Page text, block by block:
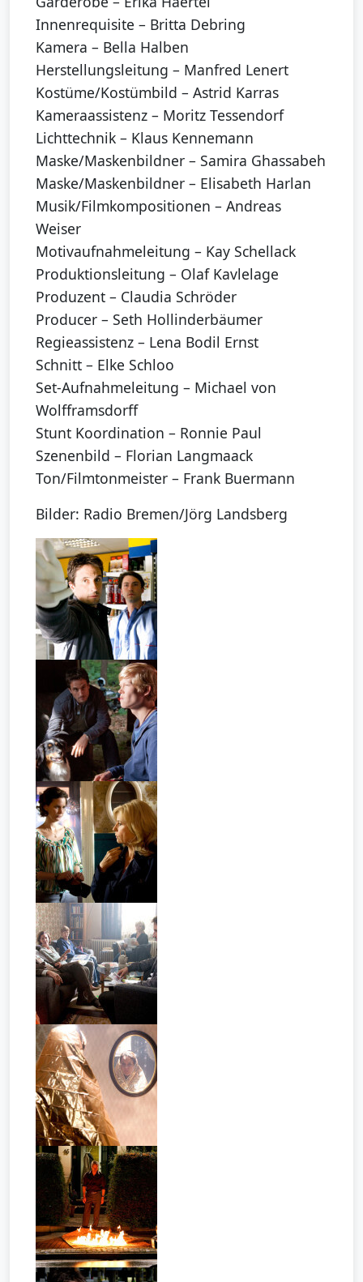
Innenrequisite – Britta Debring
Kamera – Bella Halben
Herstellungsleitung – Manfred Lenert
Kostüme/Kostümbild – Astrid Karras
Kameraassistenz – Moritz Tessendorf
Lichttechnik – Klaus Kennemann
Maske/Maskenbildner – Samira Ghassabeh
Maske/Maskenbildner – Elisabeth Harlan
Musik/Filmkompositionen – Andreas
Weiser
Motivaufnahmeleitung – Kay Schellack
Produktionsleitung – Olaf Kavlelage
Produzent – Claudia Schröder
Producer – Seth Hollinderbäumer
Regieassistenz – Lena Bodil Ernst
Schnitt – Elke Schloo
Set-Aufnahmeleitung – Michael von
Wolfframsdorff
Stunt Koordination – Ronnie Paul
Szenenbild – Florian Langmaack
Ton/Filmtonmeister – Frank Buermann
Bilder: Radio Bremen/Jörg Landsberg